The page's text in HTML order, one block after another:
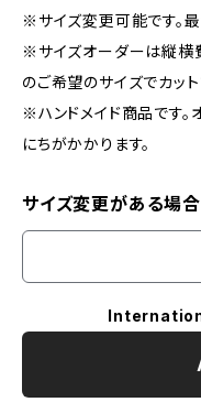
※サイズ変更可能です。
※サイズオーダーは縦横
のご希望のサイズでカット
※ハンドメイド商品です
にちがかかります。
サイズ変更がある場